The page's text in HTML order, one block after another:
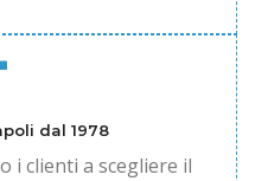
dal 1978
i clienti a scegliere il